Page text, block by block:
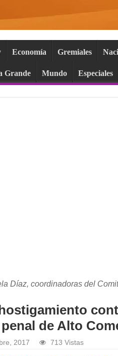
Economía Gremiales
Grande Mundo Especiales
Díaz, coordinadoras del
de Alto
2017 713 Vistas